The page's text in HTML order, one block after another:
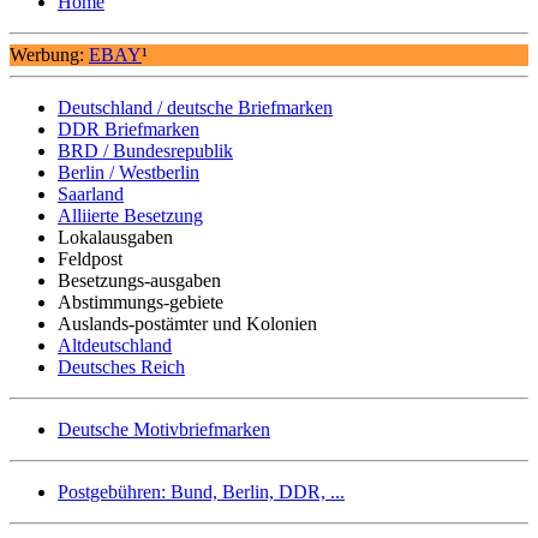
Werbung: EBAY¹
Deutschland / deutsche Briefmarken
DDR Briefmarken
BRD / Bundesrepublik
Berlin / Westberlin
Saarland
Alliierte Besetzung
Lokalausgaben
Feldpost
Besetzungs-ausgaben
Abstimmungs-gebiete
Auslands-postämter und Kolonien
Altdeutschland
Deutsches Reich
Deutsche Motivbriefmarken
Postgebühren: Bund, Berlin, DDR, ...